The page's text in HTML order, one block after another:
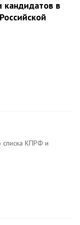
кандидатов в
списка КПРФ и